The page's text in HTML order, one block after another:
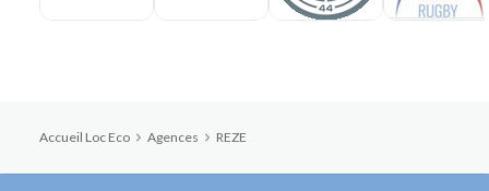
Accueil Loc Eco Agences REZE